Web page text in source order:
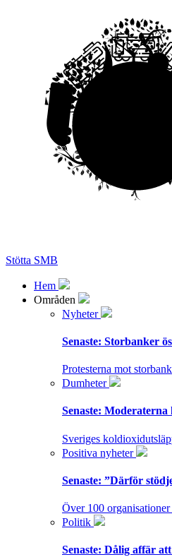
Stötta SMB
Hem
Områden
Nyheter
Senaste: Storbanker
Protesterna mot
Dumheter
Senaste: Moderaterna
Sveriges
Positiva nyheter
Senaste: ”Därför
Över 100
Politik
Senaste: Dålig affär